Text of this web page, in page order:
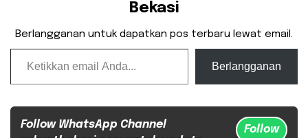
Bekasi
Berlangganan untuk dapatkan pos terbaru lewat email.
Ketikkan email Anda...
Berlangganan
Follow WhatsApp Channel
Follow